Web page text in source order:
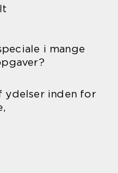
i mange
ydelser inden for